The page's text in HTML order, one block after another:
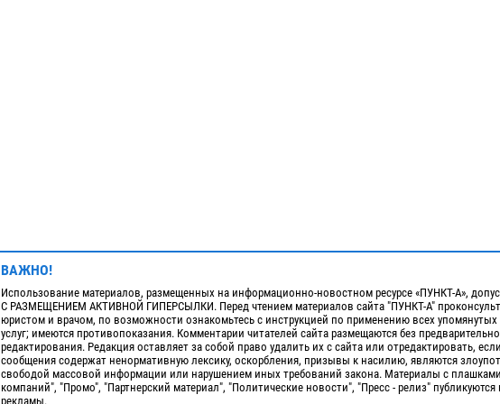
ВАЖНО!
Использование материалов, размещенных на информационно-новостном ресурсе «ПУНКТ-А»,
С РАЗМЕЩЕНИЕМ АКТИВНОЙ ГИПЕРСЫЛКИ. Перед чтением материалов сайта "ПУНКТ-А"
юристом и врачом, по возможности ознакомьтесь с инструкцией по применению всех упомянутых
услуг; имеются противопоказания. Комментарии читателей сайта размещаются без
редактирования. Редакция оставляет за собой право удалить их с сайта или отредактировать,
сообщения содержат ненормативную лексику, оскорбления, призывы к насилию, являются
свободой массовой информации или нарушением иных требований закона. Материалы с
компаний", "Промо", "Партнерский материал", "Политические новости", "Пресс - релиз" публикуются
рекламы.